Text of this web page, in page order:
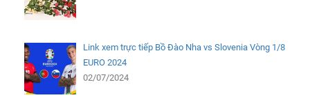
Link xem trực tiếp Bồ Đào Nha vs Slovenia Vòng 1/8
EURO 2024
02/07/2024